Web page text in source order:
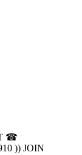
☎
)) JOIN